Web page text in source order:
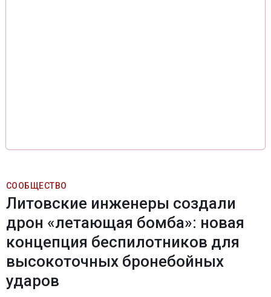
СООБЩЕСТВО
Литовские инженеры создали
дрон «летающая бомба»: новая
концепция беспилотников для
высокоточных бронебойных
ударов